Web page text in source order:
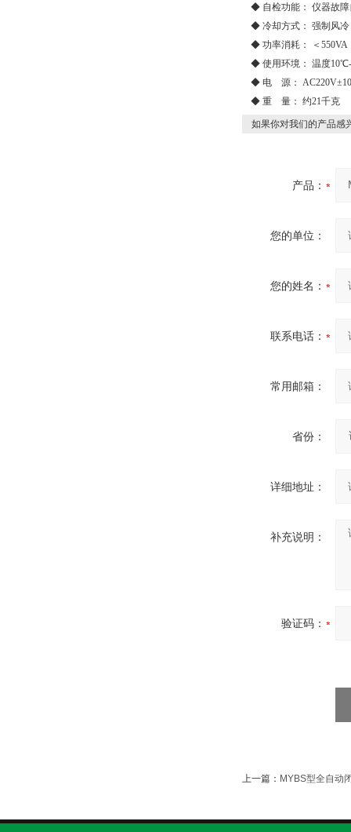
◆ 自检功能： 仪器故障
◆ 冷却方式： 强制风冷
◆ 功率消耗： ＜550VA
◆ 使用环境： 温度
◆ 电 源：
◆ 重 量： 约21千克
如果你对我们的产品感
产品：
您的单位：
您的姓名：
联系电话：
常用邮箱：
省份：
详细地址：
补充说明：
验证码：
上一篇： MYBS型全自动